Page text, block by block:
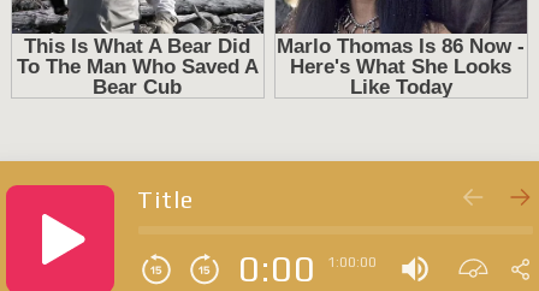
Title
0:00 1:00:00